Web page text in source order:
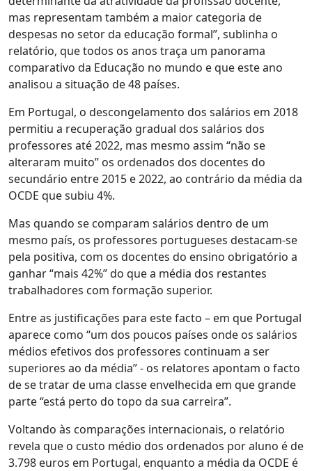
mas representam também a maior categoria de
despesas no setor da educação formal”, sublinha o
relatório, que todos os anos traça um panorama
comparativo da Educação no mundo e que este ano
analisou a situação de 48 países.
Em Portugal, o descongelamento dos salários em 2018
permitiu a recuperação gradual dos salários dos
professores até 2022, mas mesmo assim “não se
alteraram muito” os ordenados dos docentes do
secundário entre 2015 e 2022, ao contrário da média da
OCDE que subiu 4%.
Mas quando se comparam salários dentro de um
mesmo país, os professores portugueses destacam-se
pela positiva, com os docentes do ensino obrigatório a
ganhar “mais 42%” do que a média dos restantes
trabalhadores com formação superior.
Entre as justificações para este facto – em que Portugal
aparece como “um dos poucos países onde os salários
médios efetivos dos professores continuam a ser
superiores ao da média” - os relatores apontam o facto
de se tratar de uma classe envelhecida em que grande
parte “está perto do topo da sua carreira”.
Voltando às comparações internacionais, o relatório
revela que o custo médio dos ordenados por aluno é de
3.798 euros em Portugal, enquanto a média da OCDE é